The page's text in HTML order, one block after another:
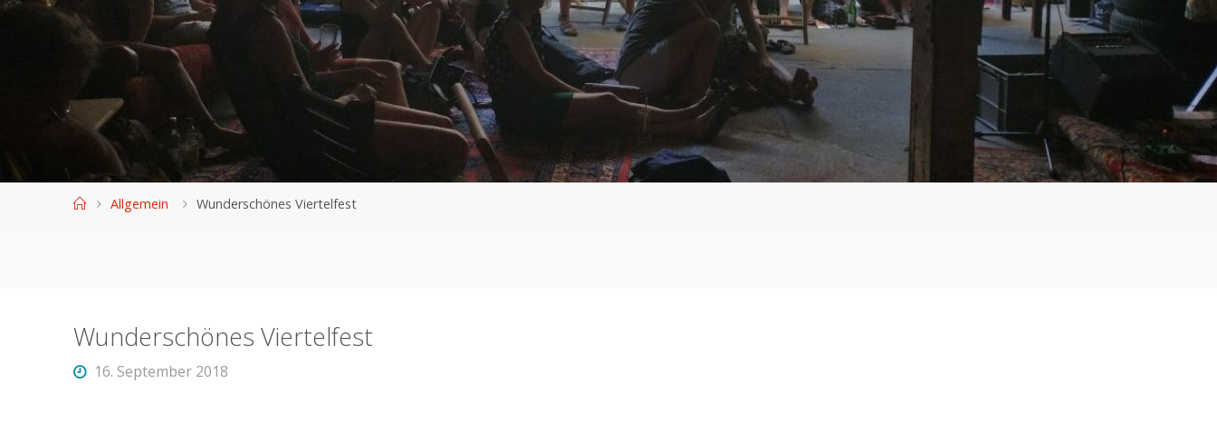
HomeAllgemein Wunderschönes Viertelfest
Wunderschönes Viertelfest
16. September 2018